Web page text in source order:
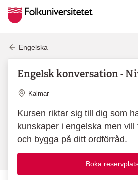
Engelska
Engelsk konversation -
Plats
Kalmar
Kursen riktar sig till dig som
kunskaper i engelska men vill
och bygga på ditt ordförråd.
Boka